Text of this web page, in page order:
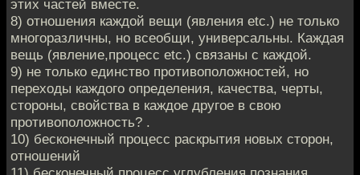
этих частей вместе.
8) отношения каждой вещи (явления etc.) не только
многоразличны, но всеобщи, универсальны. Каждая
вещь (явление,процесс etc.) связаны с каждой.
9) не только единство противоположностей, но
переходы каждого определения, качества, черты,
стороны, свойства в каждое другое в свою
противоположность? .
10) бесконечный процесс раскрытия новых сторон,
отношений